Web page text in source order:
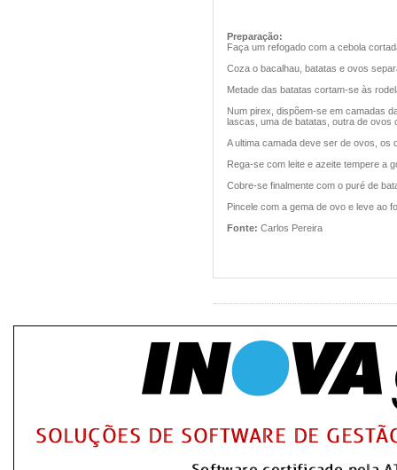
Preparação:
Faça um refogado com a cebola
Coza o bacalhau, batatas e ovos
Metade das batatas cortam-se às
Num pirex, dispõem-se em camadas
lascas, uma de batatas, outra de ovos
A ultima camada deve ser de ovos, os
Rega-se com leite e azeite tempere a
Cobre-se finalmente com o puré de
Pincele com a gema de ovo e leve ao
Fonte: Carlos Pereira